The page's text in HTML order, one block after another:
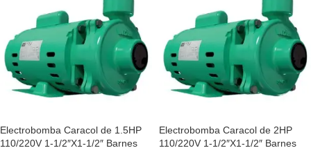
Electrobomba Caracol de 1.5HP
110/220V 1-1/2″X1-1/2″ Barnes
Electrobomba Caracol de 2HP
110/220V 1-1/2″X1-1/2″ Barnes